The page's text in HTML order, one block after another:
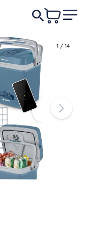
1 / 14
Do košíku